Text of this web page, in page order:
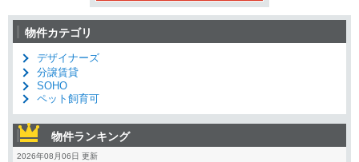
物件カテゴリ
デザイナーズ
分譲賃貸
SOHO
ペット飼育可
物件ランキング
2026年08月06日 更新